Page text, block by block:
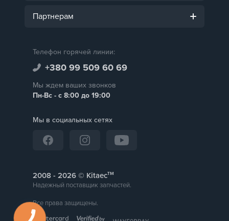
Партнерам
Телефон горячей линии:
+380 99 509 60 69
Мы ждем ваших звонков
Пн-Вс - с 8:00 до 19:00
Мы в социальных сетях
2008 - © Kitaecтм
Надежный поставщик запчастей.
Все права защищены.